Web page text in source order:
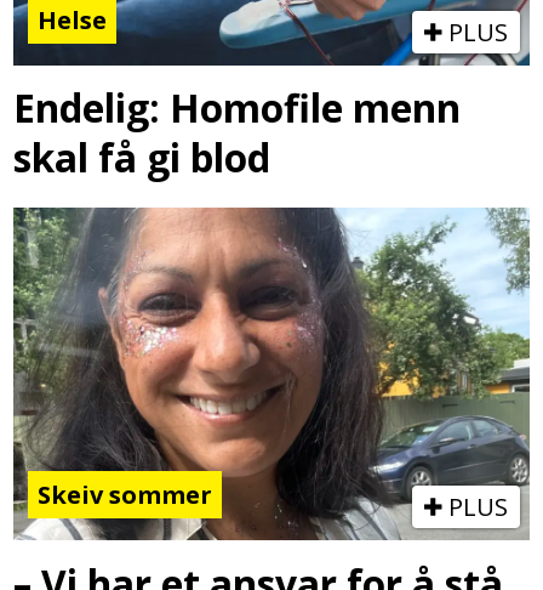
Helse PLUS
Endelig: Homofile menn
skal få gi blod
Skeiv sommer PLUS